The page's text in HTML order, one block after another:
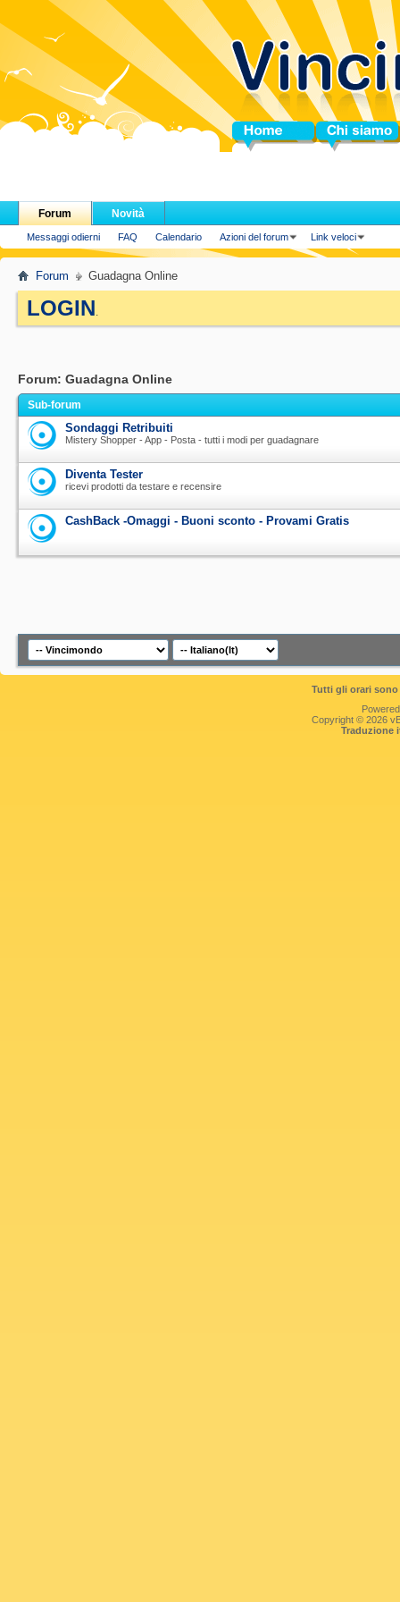
Home Chi siamo
Forum
Messaggi odierni FAQ Calendario Azioni del forum Link veloci
Novità
Forum Guadagna Online
LOGIN.
Forum: Guadagna Online
Sub-forum
Sondaggi Retribuiti
Mistery Shopper - App - Posta - tutti i modi per guadagnare
Diventa Tester
ricevi prodotti da testare e recensire
CashBack -Omaggi - Buoni sconto - Provami Gratis
Tutti gli orari
Copyright © 2026
Traduzione